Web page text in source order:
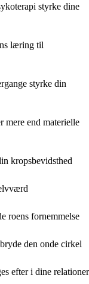
styrke dine
læring til
styrke din
mere end materielle
kropsbevidsthed
roens fornemmelse
den onde cirkel
efter i dine relationer